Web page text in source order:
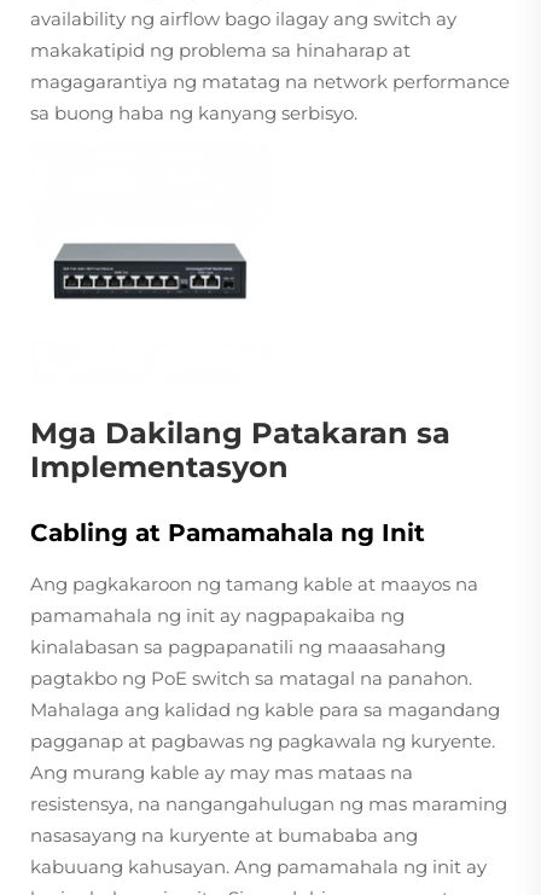
availability ng airflow bago ilagay ang switch ay
makakatipid ng problema sa hinaharap at
magagarantiya ng matatag na network performance
sa buong haba ng kanyang serbisyo.
Mga Dakilang Patakaran sa
Implementasyon
Cabling at Pamamahala ng Init
Ang pagkakaroon ng tamang kable at maayos na
pamamahala ng init ay nagpapakaiba ng
kinalabasan sa pagpapanatili ng maaasahang
pagtakbo ng PoE switch sa matagal na panahon.
Mahalaga ang kalidad ng kable para sa magandang
pagganap at pagbawas ng pagkawala ng kuryente.
Ang murang kable ay may mas mataas na
resistensya, na nangangahulugan ng mas maraming
nasasayang na kuryente at bumababa ang
kabuuang kahusayan. Ang pamamahala ng init ay